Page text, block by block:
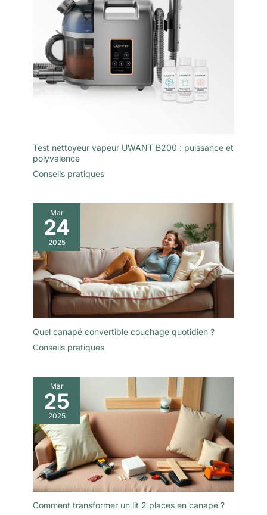
d'autres surfaces textiles.
Combine la puissance
d'aspiration, le nettoyage
thermique pour un domicile
pauvre en allergnes.
Test nettoyeur vapeur UWANT B200 : puissance et
polyvalence
Conseils pratiques
Mar
24
2025
Quel canapé convertible couchage quotidien ?
Conseils pratiques
Mar
25
2025
Comment transformer un lit 2 places en canapé ?